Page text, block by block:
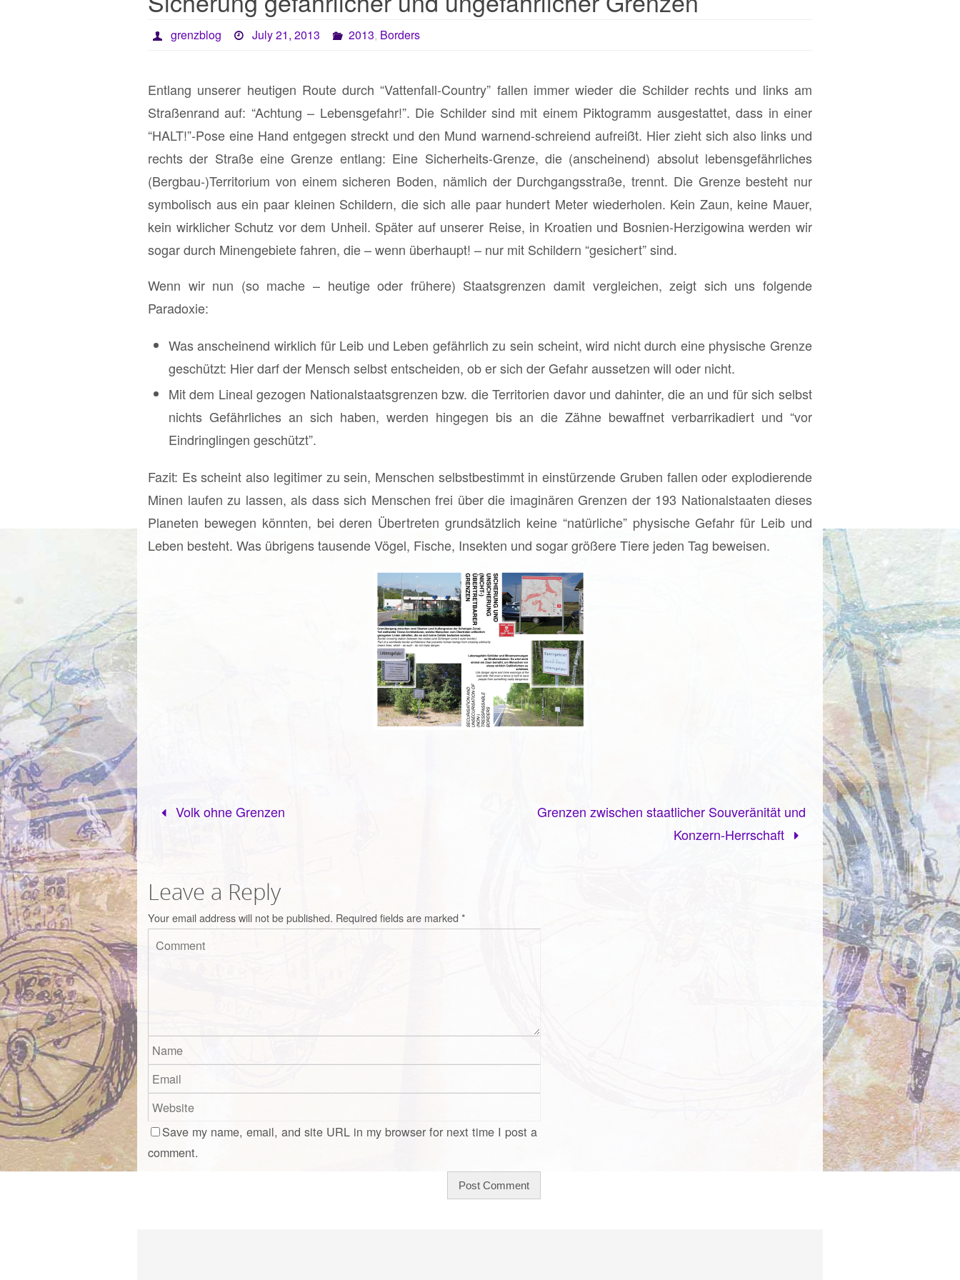
grenzblog July 21, 2013 2013, Borders
Entlang unserer heutigen Route durch “Vattenfall-Country” fallen immer wieder die Schilder rechts und links am
Straßenrand auf: “Achtung – Lebensgefahr!”. Die Schilder sind mit einem Piktogramm ausgestattet, dass in einer
“HALT!”-Pose eine Hand entgegen streckt und den Mund warnend-schreiend aufreißt. Hier zieht sich also links und
rechts der Straße eine Grenze entlang: Eine Sicherheits-Grenze, die (anscheinend) absolut lebensgefährliches
(Bergbau-)Territorium von einem sicheren Boden, nämlich der Durchgangsstraße, trennt. Die Grenze besteht nur
symbolisch aus ein paar kleinen Schildern, die sich alle paar hundert Meter wiederholen. Kein Zaun, keine Mauer,
kein wirklicher Schutz vor dem Unheil. Später auf unserer Reise, in Kroatien und Bosnien-Herzigowina werden wir
sogar durch Minengebiete fahren, die – wenn überhaupt! – nur mit Schildern “gesichert” sind.
Wenn wir nun (so mache – heutige oder frühere) Staatsgrenzen damit vergleichen, zeigt sich uns folgende
Paradoxie:
Was anscheinend wirklich für Leib und Leben gefährlich zu sein scheint, wird nicht durch eine physische Grenze
geschützt: Hier darf der Mensch selbst entscheiden, ob er sich der Gefahr aussetzen will oder nicht.
Mit dem Lineal gezogen Nationalstaatsgrenzen bzw. die Territorien davor und dahinter, die an und für sich selbst
nichts Gefährliches an sich haben, werden hingegen bis an die Zähne bewaffnet verbarrikadiert und “vor
Eindringlingen geschützt”.
Fazit: Es scheint also legitimer zu sein, Menschen selbstbestimmt in einstürzende Gruben fallen oder explodierende
Minen laufen zu lassen, als dass sich Menschen frei über die imaginären Grenzen der 193 Nationalstaaten dieses
Planeten bewegen könnten, bei deren Übertreten grundsätzlich keine “natürliche” physische Gefahr für Leib und
Leben besteht. Was übrigens tausende Vögel, Fische, Insekten und sogar größere Tiere jeden Tag beweisen.
Volk ohne Grenzen
Grenzen zwischen staatlicher Souveränität und
Konzern-Herrschaft
Leave a Reply
Your email address will not be published. Required fields are marked *
Save my name, email, and site URL in my browser for next time I post a
comment.